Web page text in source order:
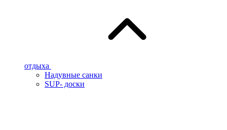
отдыха
Надувные санки
SUP- доски